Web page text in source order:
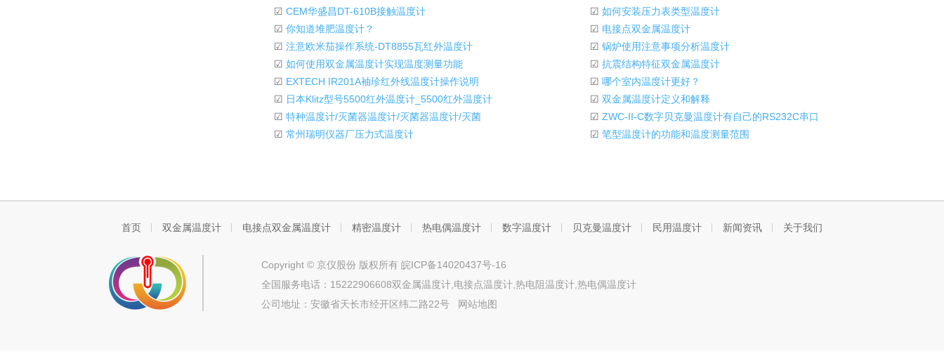
☑ CEM华盛昌DT-610B接触温度计 ☑ 如何安装压力表类型温度计
☑ 你知道堆肥温度计？ ☑ 电接点双金属温度计
☑ 注意欧米茄操作系统-DT8855瓦红外温度计 ☑ 锅炉使用注意事项分析温度计
☑ 如何使用双金属温度计实现温度测量功能 ☑ 抗震结构特征双金属温度计
☑ EXTECH IR201A袖珍红外线温度计操作说明 ☑ 哪个室内温度计更好？
☑ 日本Klitz型号5500红外温度计_5500红外温度计 ☑ 双金属温度计定义和解释
☑ 特种温度计/灭菌器温度计/灭菌器温度计/灭菌 ☑ ZWC-II-C数字贝克曼温度计有自己的RS232C串口
☑ 常州瑞明仪器厂压力式温度计 ☑ 笔型温度计的功能和温度测量范围
首页 双金属温度计 电接点双金属温度计 精密温度计 热电偶温度计 数字温度计 贝克曼温度计 民用温度计 新闻资讯 关于我们
Copyright © 京仪股份 版权所有 皖ICP备14020437号-16
全国服务电话：15222906608双金属温度计,电接点温度计,热电阻温度计,热电偶温度计
公司地址：安徽省天长市经开区纬二路22号
网站地图